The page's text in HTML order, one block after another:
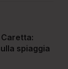
spiaggia